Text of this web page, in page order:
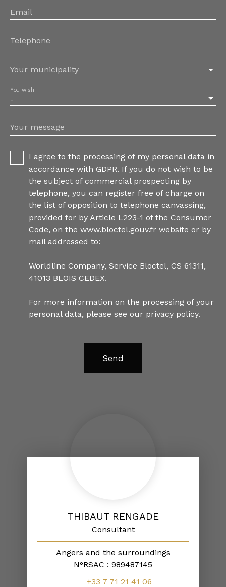
Email
Telephone
Your municipality
-
You wish
Your message
I agree to the processing of my personal data in
accordance with GDPR. If you do not wish to be
the subject of commercial prospecting by
telephone, you can register free of charge on
the list of opposition to telephone canvassing,
provided for by Article L223-1 of the Consumer
Code, on the www.bloctel.gouv.fr website or by
mail addressed to:
Worldline Company, Service Bloctel, CS 61311,
41013 BLOIS CEDEX.
For more information on the processing of your
personal data, please see our privacy policy.
Send
THIBAUT RENGADE
Consultant
Angers and the surroundings
N°RSAC : 989487145
+33 7 71 21 41 06